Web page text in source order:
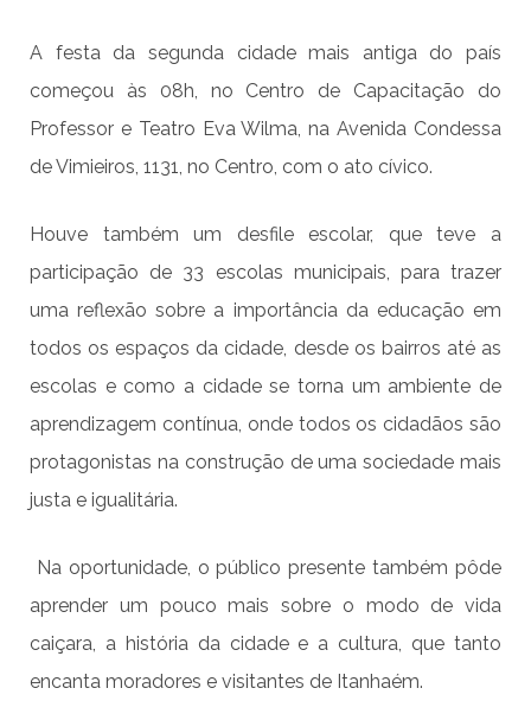
A festa da segunda cidade mais antiga do país
começou às 08h, no Centro de Capacitação do
Professor e Teatro Eva Wilma, na Avenida Condessa
de Vimieiros, 1131, no Centro, com o ato cívico.
Houve também um desfile escolar, que teve a
participação de 33 escolas municipais, para trazer
uma reflexão sobre a importância da educação em
todos os espaços da cidade, desde os bairros até as
escolas e como a cidade se torna um ambiente de
aprendizagem contínua, onde todos os cidadãos são
protagonistas na construção de uma sociedade mais
justa e igualitária.
Na oportunidade, o público presente também pôde
aprender um pouco mais sobre o modo de vida
caiçara, a história da cidade e a cultura, que tanto
encanta moradores e visitantes de Itanhaém.